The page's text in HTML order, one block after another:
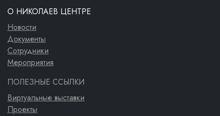
О НИКОЛАЕВ ЦЕНТРЕ
Новости
Документы
Сотрудники
Мероприятия
ПОЛЕЗНЫЕ ССЫЛКИ
Виртуальные выставки
Проекты